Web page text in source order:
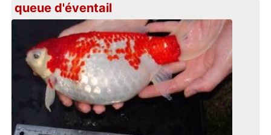
queue d'éventail